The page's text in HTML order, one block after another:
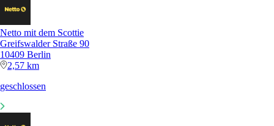
Netto mit dem Scottie
Greifswalder Straße 90
10409 Berlin
2,57 km
geschlossen